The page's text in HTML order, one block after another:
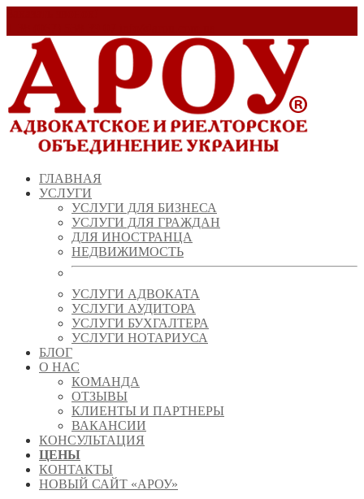
ГЛАВНАЯ
УСЛУГИ
УСЛУГИ ДЛЯ БИЗНЕСА
УСЛУГИ ДЛЯ ГРАЖДАН
ДЛЯ ИНОСТРАНЦА
НЕДВИЖИМОСТЬ
УСЛУГИ АДВОКАТА
УСЛУГИ АУДИТОРА
УСЛУГИ БУХГАЛТЕРА
УСЛУГИ НОТАРИУСА
БЛОГ
О НАС
КОМАНДА
ОТЗЫВЫ
КЛИЕНТЫ И ПАРТНЕРЫ
ВАКАНСИИ
КОНСУЛЬТАЦИЯ
ЦЕНЫ
КОНТАКТЫ
НОВЫЙ САЙТ «АРОУ»